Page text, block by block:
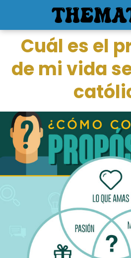
Cuál es el
de mi vida